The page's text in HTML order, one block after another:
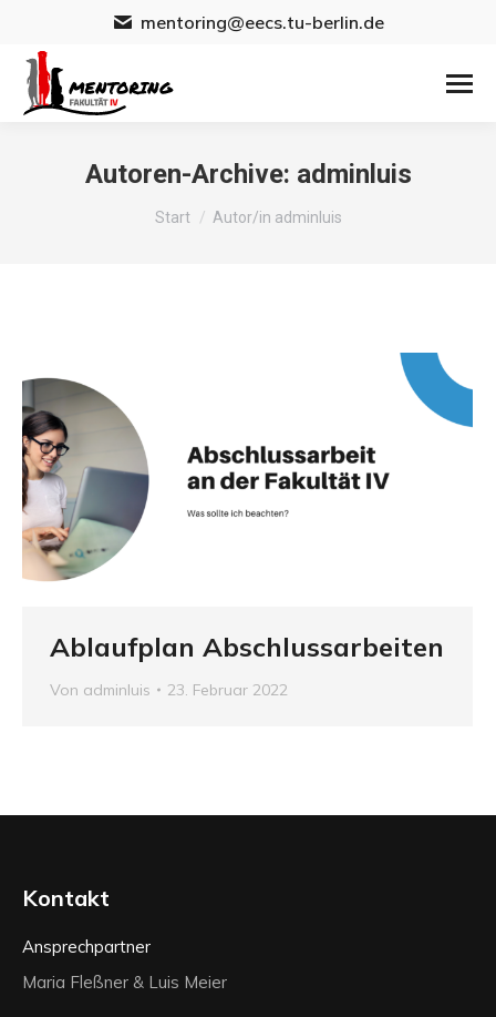
mentoring@eecs.tu-berlin.de
Autoren-Archive: adminluis
Sie befinden sich hier:
Start Autor/in adminluis
Ablaufplan Abschlussarbeiten
Von adminluis 23. Februar 2022
Kontakt
Ansprechpartner
Maria Fleßner & Luis Meier